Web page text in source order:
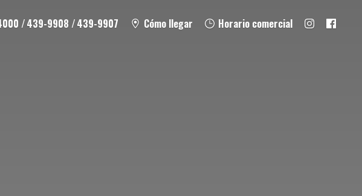
/ 439-9908 / 439-9907 Cómo llegar Horario comercial